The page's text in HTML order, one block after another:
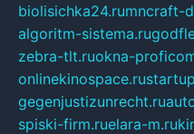
biolisichka24.rumncraft-
algoritm-sistema.ru
zebra-tlt.ruokna-
onlinekinospace.ru
gegenjustizunrecht.ru
spiski-firm.ruelara-m.ru